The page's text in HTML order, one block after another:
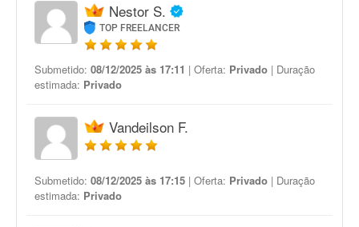
Nestor S.
TOP FREELANCER
Submetido: 08/12/2025 às 17:11 | Oferta: Privado | Duração
estimada: Privado
Vandeilson F.
Submetido: 08/12/2025 às 17:15 | Oferta: Privado | Duração
estimada: Privado